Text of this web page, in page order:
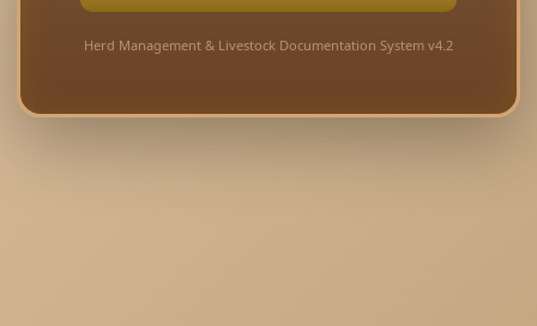
Herd Management & Livestock Documentation System v4.2